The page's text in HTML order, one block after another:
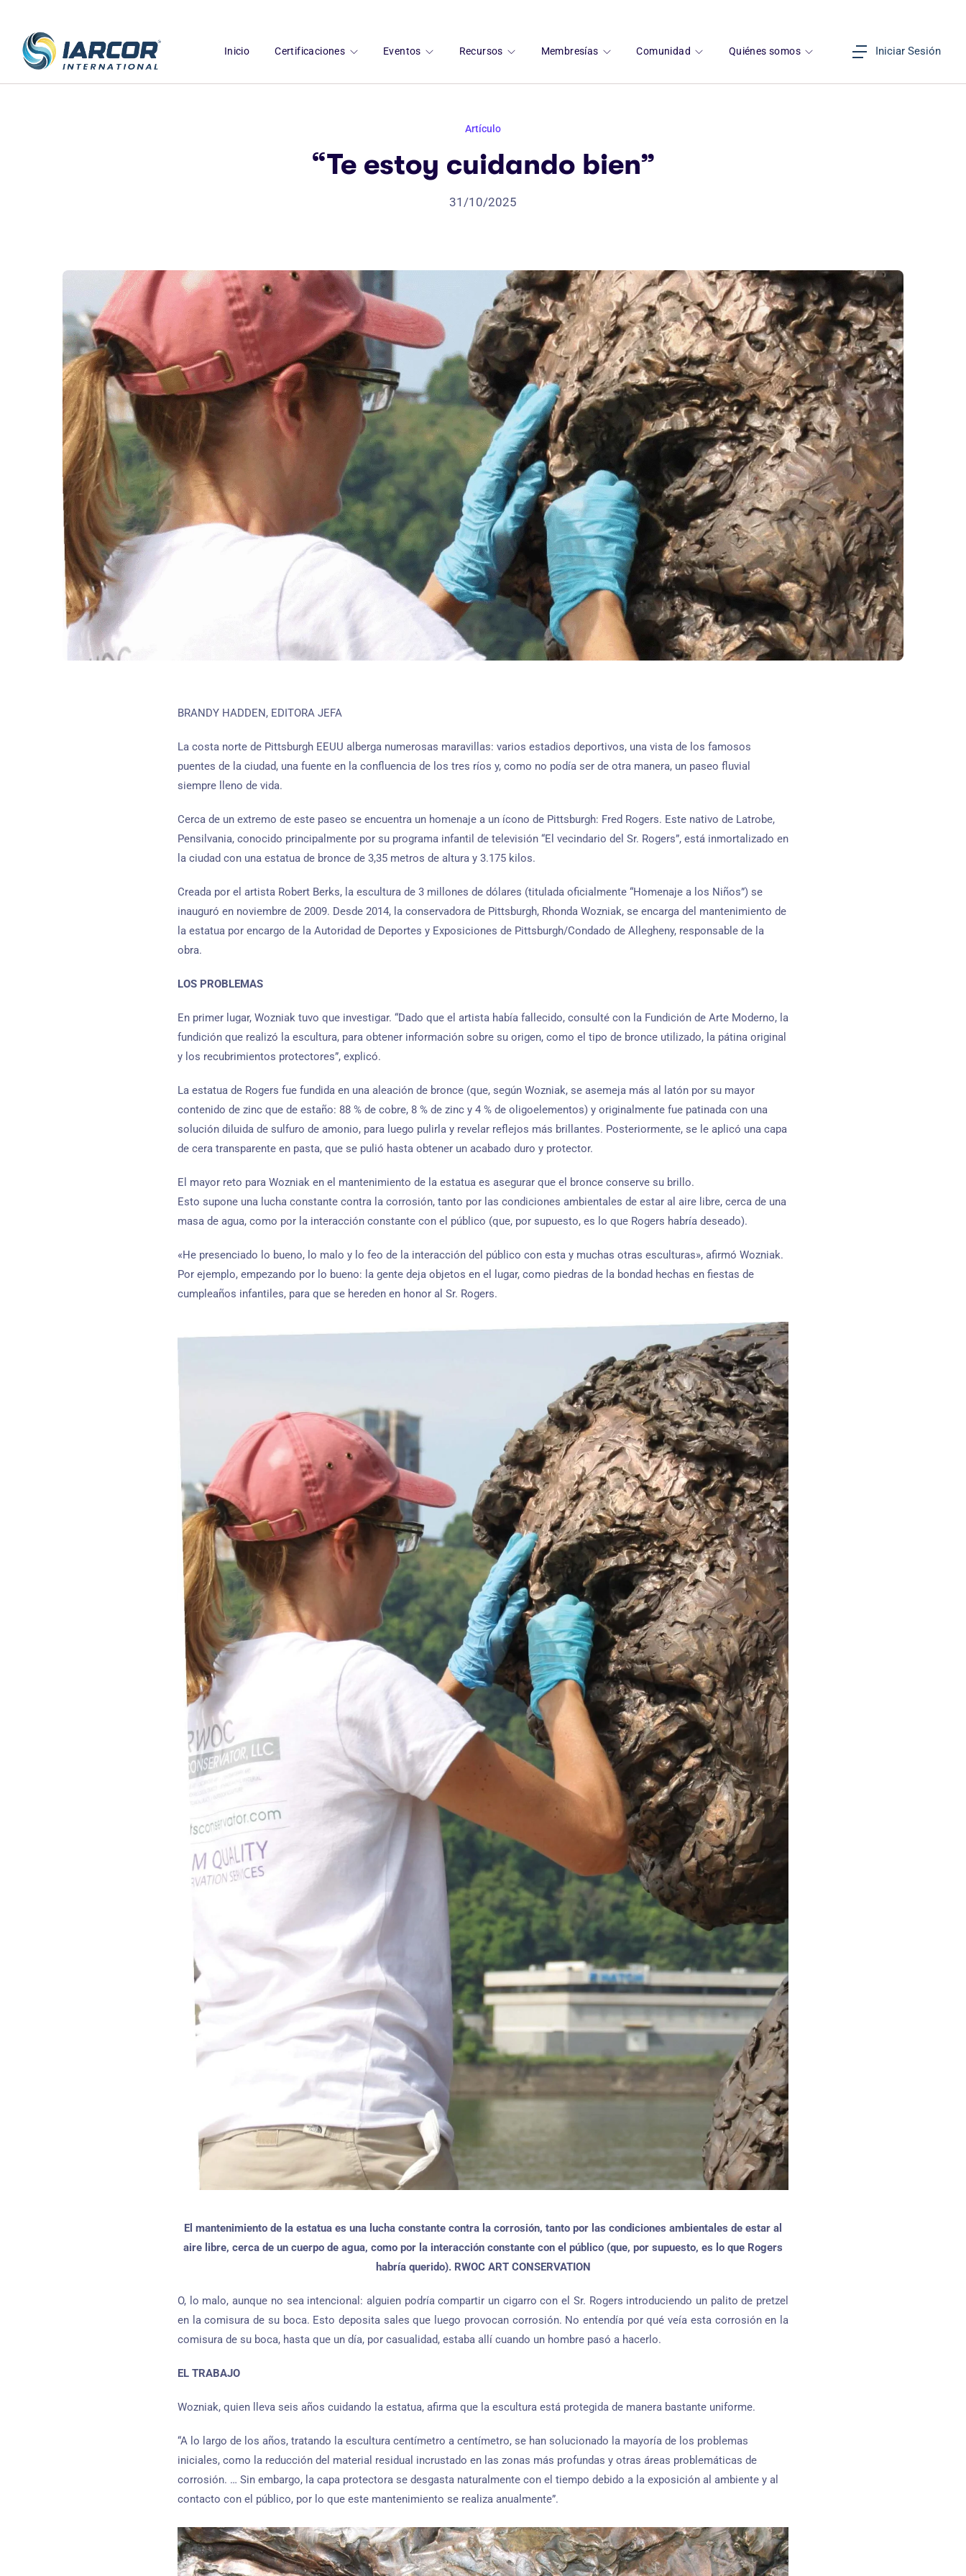
Inicio Certificaciones Eventos Recursos Membresías Comunidad Quiénes somos Iniciar Sesión
Artículo
“Te estoy cuidando bien”
31/10/2025
BRANDY HADDEN, EDITORA JEFA
La costa norte de Pittsburgh EEUU alberga numerosas maravillas: varios estadios deportivos, una vista de los famosos
puentes de la ciudad, una fuente en la confluencia de los tres ríos y, como no podía ser de otra manera, un paseo fluvial
siempre lleno de vida.
Cerca de un extremo de este paseo se encuentra un homenaje a un ícono de Pittsburgh: Fred Rogers. Este nativo de Latrobe,
Pensilvania, conocido principalmente por su programa infantil de televisión “El vecindario del Sr. Rogers”, está inmortalizado en
la ciudad con una estatua de bronce de 3,35 metros de altura y 3.175 kilos.
Creada por el artista Robert Berks, la escultura de 3 millones de dólares (titulada oficialmente “Homenaje a los Niños”) se
inauguró en noviembre de 2009. Desde 2014, la conservadora de Pittsburgh, Rhonda Wozniak, se encarga del mantenimiento de
la estatua por encargo de la Autoridad de Deportes y Exposiciones de Pittsburgh/Condado de Allegheny, responsable de la
obra.
LOS PROBLEMAS
En primer lugar, Wozniak tuvo que investigar. “Dado que el artista había fallecido, consulté con la Fundición de Arte Moderno, la
fundición que realizó la escultura, para obtener información sobre su origen, como el tipo de bronce utilizado, la pátina original
y los recubrimientos protectores”, explicó.
La estatua de Rogers fue fundida en una aleación de bronce (que, según Wozniak, se asemeja más al latón por su mayor
contenido de zinc que de estaño: 88 % de cobre, 8 % de zinc y 4 % de oligoelementos) y originalmente fue patinada con una
solución diluida de sulfuro de amonio, para luego pulirla y revelar reflejos más brillantes. Posteriormente, se le aplicó una capa
de cera transparente en pasta, que se pulió hasta obtener un acabado duro y protector.
El mayor reto para Wozniak en el mantenimiento de la estatua es asegurar que el bronce conserve su brillo.
Esto supone una lucha constante contra la corrosión, tanto por las condiciones ambientales de estar al aire libre, cerca de una
masa de agua, como por la interacción constante con el público (que, por supuesto, es lo que Rogers habría deseado).
«He presenciado lo bueno, lo malo y lo feo de la interacción del público con esta y muchas otras esculturas», afirmó Wozniak.
Por ejemplo, empezando por lo bueno: la gente deja objetos en el lugar, como piedras de la bondad hechas en fiestas de
cumpleaños infantiles, para que se hereden en honor al Sr. Rogers.
El mantenimiento de la estatua es una lucha constante contra la corrosión, tanto por las condiciones ambientales de estar al
aire libre, cerca de un cuerpo de agua, como por la interacción constante con el público (que, por supuesto, es lo que Rogers
habría querido). RWOC ART CONSERVATION
O, lo malo, aunque no sea intencional: alguien podría compartir un cigarro con el Sr. Rogers introduciendo un palito de pretzel
en la comisura de su boca. Esto deposita sales que luego provocan corrosión. No entendía por qué veía esta corrosión en la
comisura de su boca, hasta que un día, por casualidad, estaba allí cuando un hombre pasó a hacerlo.
EL TRABAJO
Wozniak, quien lleva seis años cuidando la estatua, afirma que la escultura está protegida de manera bastante uniforme.
“A lo largo de los años, tratando la escultura centímetro a centímetro, se han solucionado la mayoría de los problemas
iniciales, como la reducción del material residual incrustado en las zonas más profundas y otras áreas problemáticas de
corrosión. … Sin embargo, la capa protectora se desgasta naturalmente con el tiempo debido a la exposición al ambiente y al
contacto con el público, por lo que este mantenimiento se realiza anualmente”.